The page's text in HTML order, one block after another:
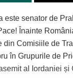
este senator de
Înainte
din Comisiile de
în Grupurile de
al Iordaniei și